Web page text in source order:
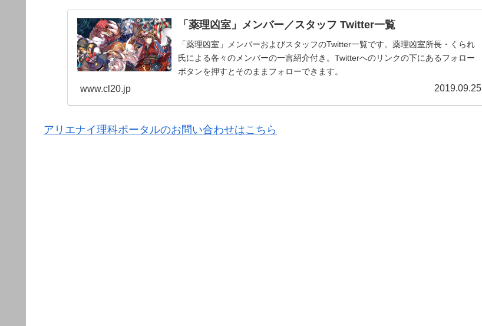
「薬理凶室」メンバー／スタッフ Twitter一覧
「薬理凶室」メンバーおよびスタッフのTwitter一覧です。薬理凶室所長・くられ
氏による各々のメンバーの一言紹介付き。Twitterへのリンクの下にあるフォロー
ボタンを押すとそのままフォローできます。
www.cl20.jp 2019.09.25
アリエナイ理科ポータルのお問い合わせはこちら